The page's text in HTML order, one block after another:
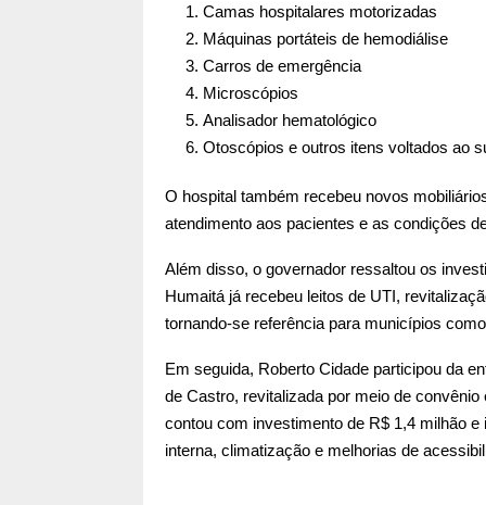
Camas hospitalares motorizadas
Máquinas portáteis de hemodiálise
Carros de emergência
Microscópios
Analisador hematológico
Otoscópios e outros itens voltados ao
O hospital também recebeu novos
atendimento aos pacientes e as condições
Além disso, o governador ressaltou os
Humaitá já recebeu leitos de UTI,
tornando-se referência para municípios
Em seguida, Roberto Cidade participou da
de Castro, revitalizada por meio de
contou com investimento de R$ 1,4 milhão
interna, climatização e melhorias de